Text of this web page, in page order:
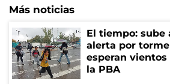
Más noticias
El tiempo: sube
alerta por
esperan
la PBA